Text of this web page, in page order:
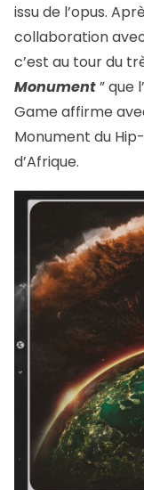
issu de l’opus.
collaboration
c’est au tour du
Monument” que
Game affirme
Monument du
d’Afrique.